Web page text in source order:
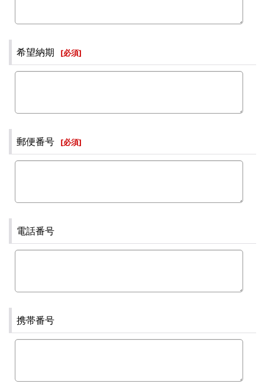
希望納期 [必須]
郵便番号 [必須]
電話番号
携帯番号